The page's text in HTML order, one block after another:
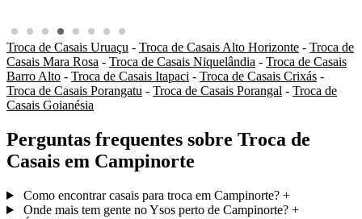
Troca de Casais Uruaçu - Troca de Casais Alto Horizonte - Troca de
Casais Mara Rosa - Troca de Casais Niquelândia - Troca de Casais
Barro Alto - Troca de Casais Itapaci - Troca de Casais Crixás -
Troca de Casais Porangatu - Troca de Casais Porangal - Troca de
Casais Goianésia
Perguntas frequentes sobre Troca de
Casais em Campinorte
Como encontrar casais para troca em Campinorte? +
Onde mais tem gente no Ysos perto de Campinorte? +